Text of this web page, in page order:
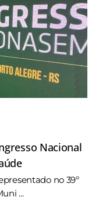
Nacional
no 39º
...